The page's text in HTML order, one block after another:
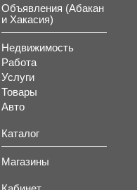
Объявления (Абакан
и Хакасия)
Недвижимость
Работа
Услуги
Товары
Авто
Каталог
Магазины